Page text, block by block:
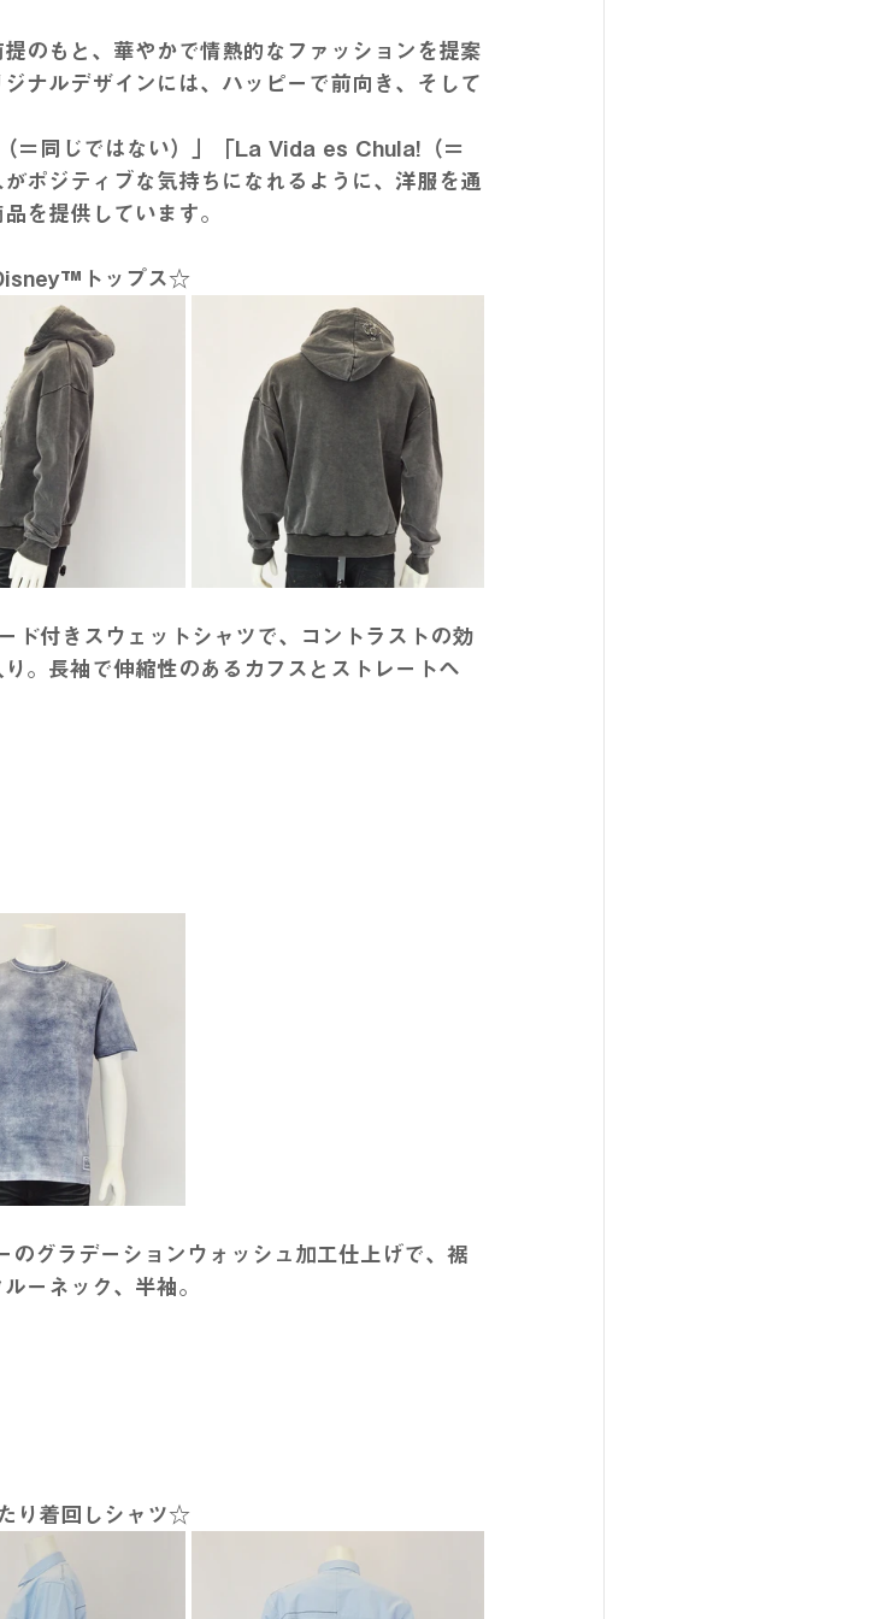
のもと、華やかで情熱的なファッションを提案
ナルデザインには、ハッピーで前向き、そして
＝同じではない）」「La Vida es Chula!（＝
ポジティブな気持ちになれるように、洋服を通
を提供しています。
トップス☆
付きスウェットシャツで、コントラストの効
。長袖で伸縮性のあるカフスとストレートヘ
グラデーションウォッシュ加工仕上げで、裾
ーネック、半袖。
り着回しシャツ☆